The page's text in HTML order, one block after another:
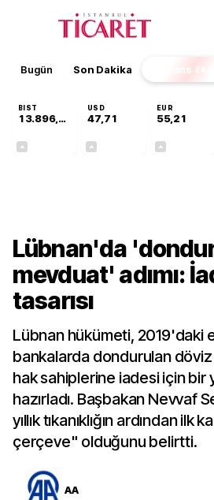
Bugün Son Dakika Finans
BIST
13.896,36
USD
47,71
EUR
55,21
Lübnan'da
mevduat' adımı:
tasarısı
Lübnan hükümeti, 2019'daki
bankalarda dondurulan döviz
hak sahiplerine iadesi için bir
hazırladı. Başbakan Nevvaf
yıllık tıkanıklığın ardından ilk
çerçeve" olduğunu belirtti.
AA